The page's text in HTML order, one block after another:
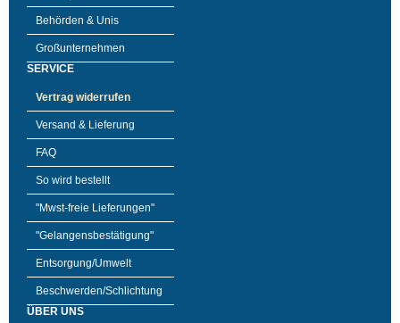
Behörden & Unis
Großunternehmen
SERVICE
Vertrag widerrufen
Versand & Lieferung
FAQ
So wird bestellt
"Mwst-freie Lieferungen"
"Gelangensbestätigung"
Entsorgung/Umwelt
Beschwerden/Schlichtung
ÜBER UNS